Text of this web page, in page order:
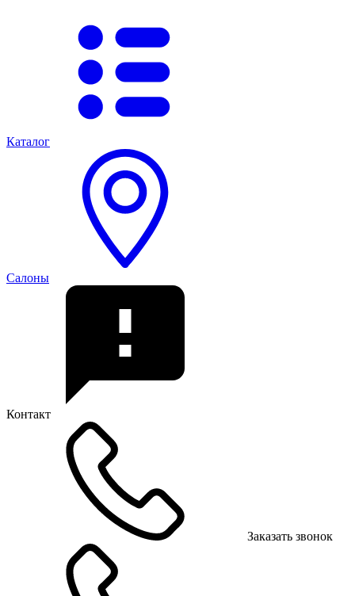
Каталог
Салоны
Контакт
Заказать звонок